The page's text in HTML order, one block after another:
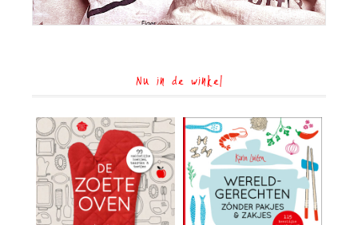
Nu in de winkel